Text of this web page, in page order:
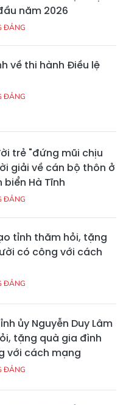
năm 2026
ĐẢNG
về thi hành Điều lệ
ĐẢNG
trẻ "đứng mũi chịu
giải về cán bộ thôn ở
biển Hà Tĩnh
ĐẢNG
tỉnh thăm hỏi, tặng
có công với cách
ĐẢNG
ủy Nguyễn Duy Lâm
tặng quà gia đình
với cách mạng
ĐẢNG